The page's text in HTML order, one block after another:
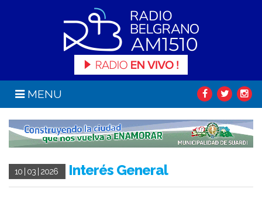
MENU
10 | 03 | 2026 Interés General